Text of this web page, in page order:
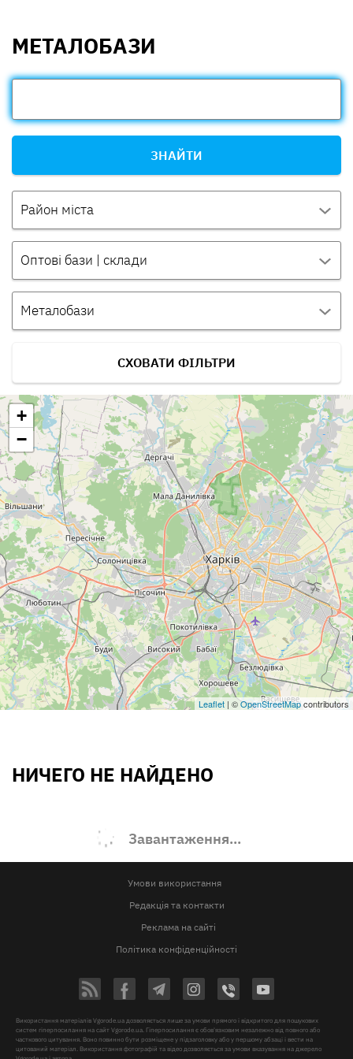
МЕТАЛОБАЗИ
ЗНАЙТИ
Район міста
Оптові бази | склади
Металобази
СХОВАТИ ФІЛЬТРИ
+
−
Leaflet | ©OpenStreetMapcontributors
НИЧЕГО НЕ НАЙДЕНО
Завантаження...
Умови використання
Редакція та контакти
Реклама на сайті
Політика конфіденційності
Використання матеріалів Vgorode.ua дозволяється лише за умови прямого і відкритого для пошукових
систем гіперпосилання на сайт Vgorode.ua. Гіперпосилання є обов'язковим незалежно від повного або
часткового цитування. Воно повинно бути розміщене у підзаголовку або у першому абзаці і вести на
цитований матеріал. Використання фотографій та відео дозволяється за умови вказування на джерело